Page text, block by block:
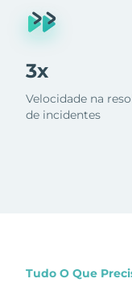
3x
Velocidade na
de incidentes
Tudo O Que